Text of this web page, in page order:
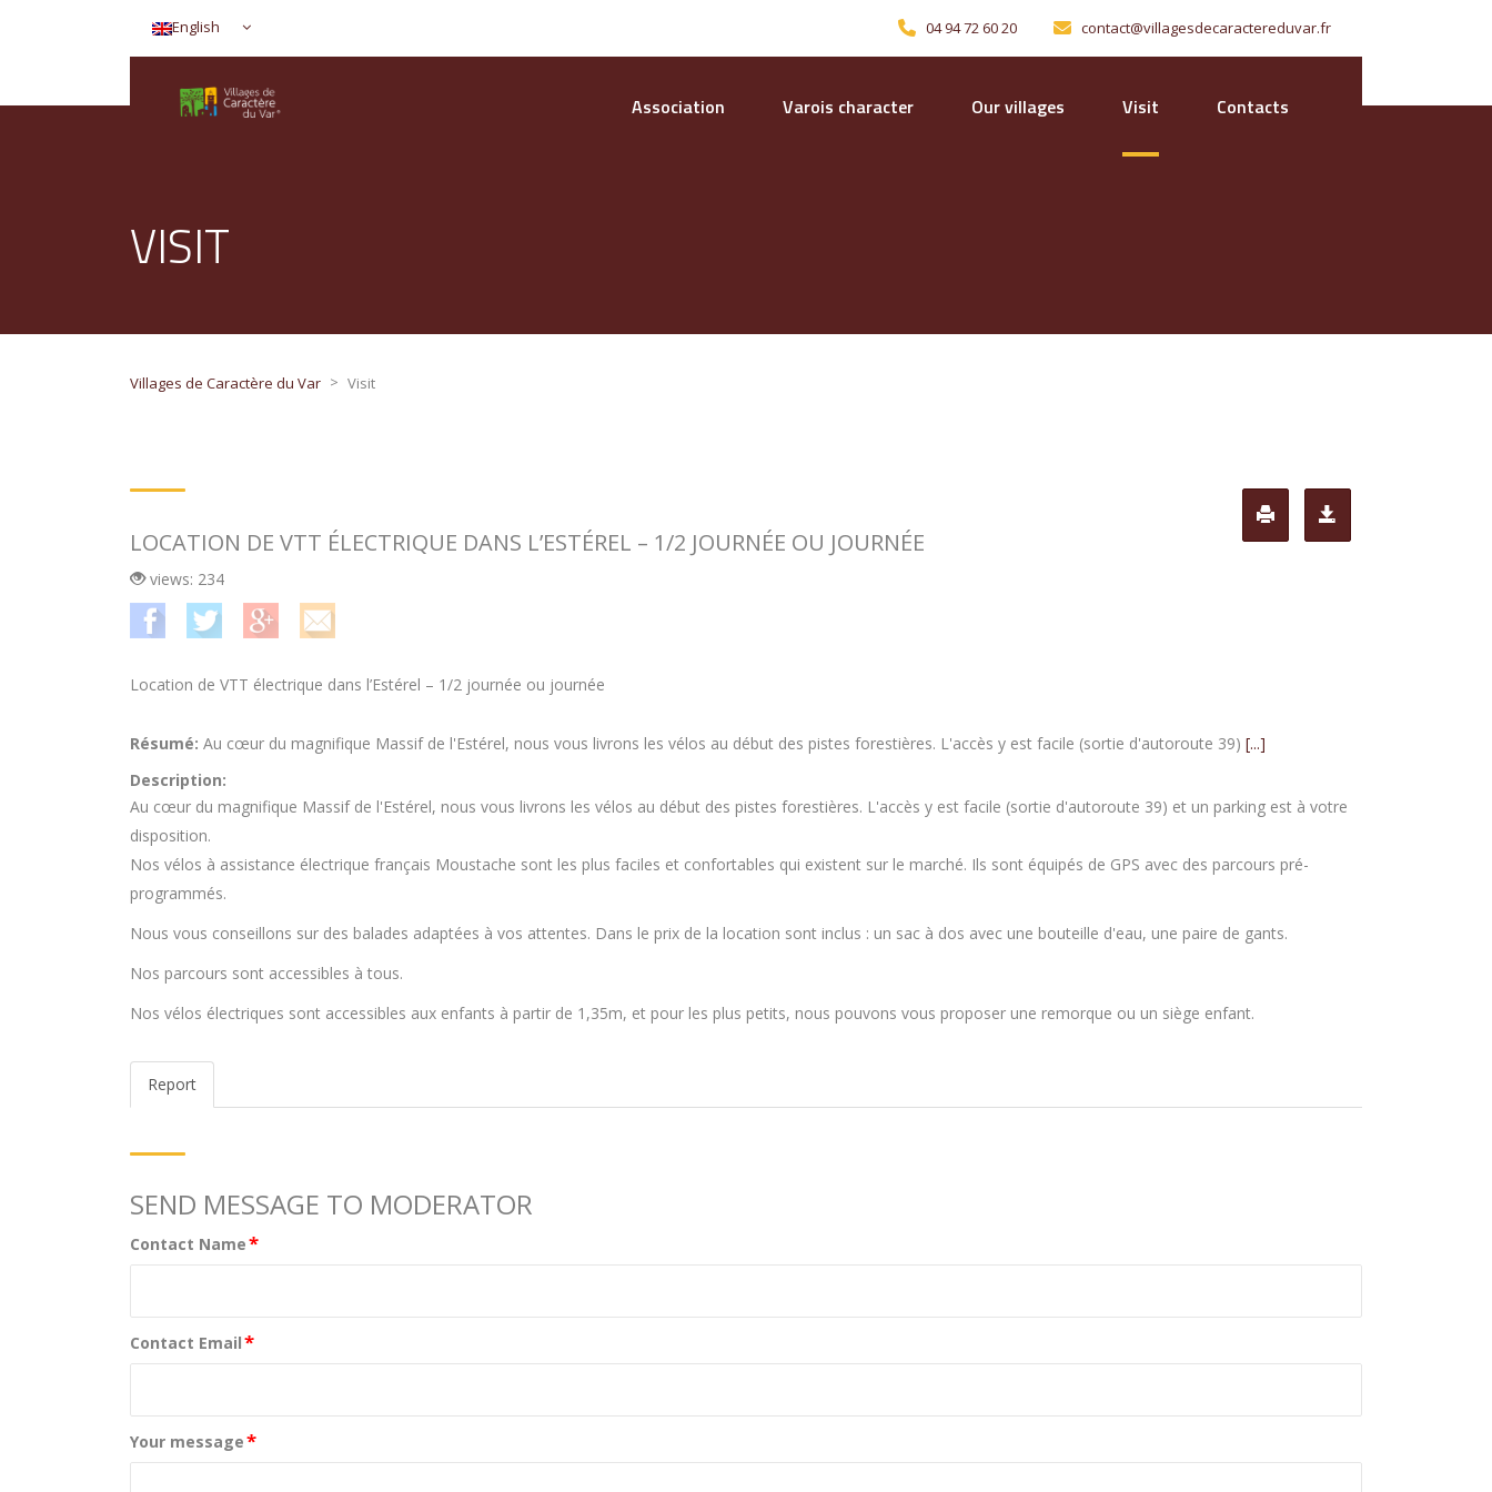
English 04 94 72 60 20 contact@villagesdecaractereduvar.fr
Association Varois character Our villages Visit Contacts
VISIT
Villages de Caractère du Var > Visit
LOCATION DE VTT ÉLECTRIQUE DANS L’ESTÉREL – 1/2 JOURNÉE OU JOURNÉE
views: 234
Location de VTT électrique dans l’Estérel – 1/2 journée ou journée
Résumé: Au cœur du magnifique Massif de l'Estérel, nous vous livrons les vélos au début des pistes forestières. L'accès y est facile (sortie d'autoroute 39) [...]
Description:
Au cœur du magnifique Massif de l'Estérel, nous vous livrons les vélos au début des pistes forestières. L'accès y est facile (sortie d'autoroute 39) et un parking est à votre
disposition.
Nos vélos à assistance électrique français Moustache sont les plus faciles et confortables qui existent sur le marché. Ils sont équipés de GPS avec des parcours pré-
programmés.
Nous vous conseillons sur des balades adaptées à vos attentes. Dans le prix de la location sont inclus : un sac à dos avec une bouteille d'eau, une paire de gants.
Nos parcours sont accessibles à tous.
Nos vélos électriques sont accessibles aux enfants à partir de 1,35m, et pour les plus petits, nous pouvons vous proposer une remorque ou un siège enfant.
Report
SEND MESSAGE TO MODERATOR
Contact Name*
Contact Email*
Your message*